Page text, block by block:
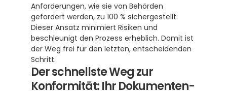
Anforderungen, wie sie von Behörden
gefordert werden, zu 100 % sichergestellt.
Dieser Ansatz minimiert Risiken und
beschleunigt den Prozess erheblich. Damit ist
der Weg frei für den letzten, entscheidenden
Schritt.
Der schnellste Weg zur
Konformität: Ihr Dokumenten-